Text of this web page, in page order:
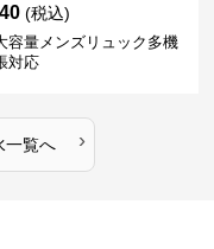
(税込)
容量メンズリュック多機
対応
一覧へ ›